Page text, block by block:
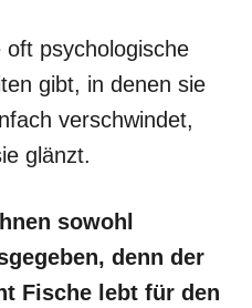
psychologische
gibt, in denen sie
verschwindet,
glänzt.
sowohl
denn der
Fische lebt für den